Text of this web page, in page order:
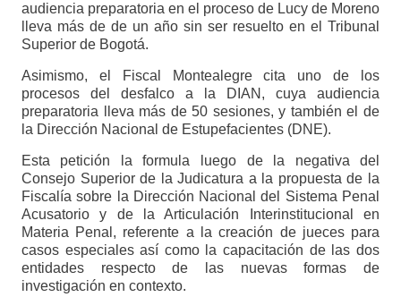
audiencia preparatoria en el proceso de Lucy de Moreno
lleva más de de un año sin ser resuelto en el Tribunal
Superior de Bogotá.
Asimismo, el Fiscal Montealegre cita uno de los
procesos del desfalco a la DIAN, cuya audiencia
preparatoria lleva más de 50 sesiones, y también el de
la Dirección Nacional de Estupefacientes (DNE).
Esta petición la formula luego de la negativa del
Consejo Superior de la Judicatura a la propuesta de la
Fiscalía sobre la Dirección Nacional del Sistema Penal
Acusatorio y de la Articulación Interinstitucional en
Materia Penal, referente a la creación de jueces para
casos especiales así como la capacitación de las dos
entidades respecto de las nuevas formas de
investigación en contexto.